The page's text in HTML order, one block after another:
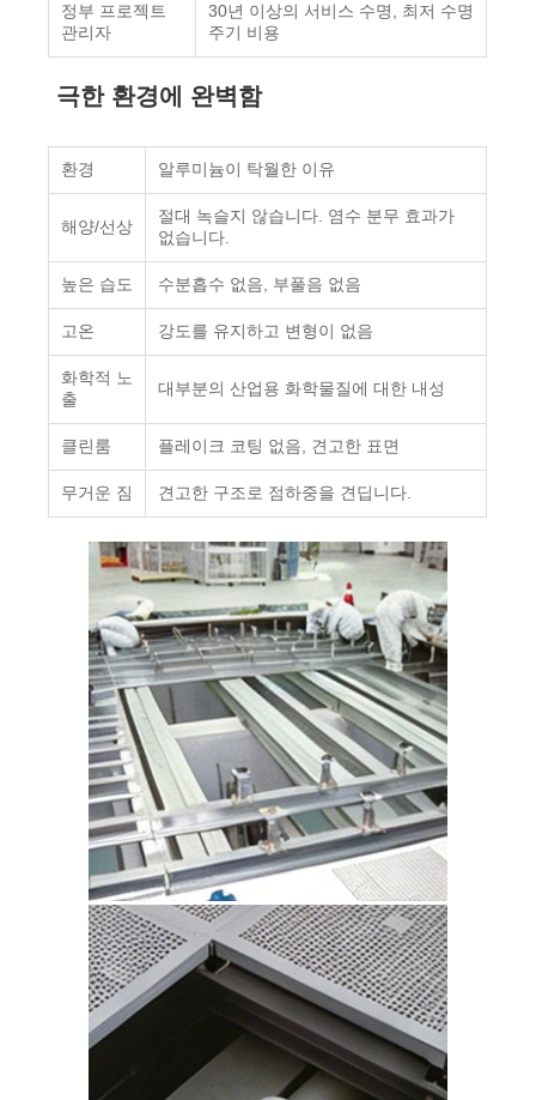
정부 프로젝트
관리자
30년 이상의 서비스 수명, 최저 수명
주기 비용
극한 환경에 완벽함
환경 알루미늄이 탁월한 이유
해양/선상
절대 녹슬지 않습니다. 염수 분무 효과가
없습니다.
높은 습도 수분흡수 없음, 부풀음 없음
고온 강도를 유지하고 변형이 없음
화학적 노
출
대부분의 산업용 화학물질에 대한 내성
클린룸 플레이크 코팅 없음, 견고한 표면
무거운 짐 견고한 구조로 점하중을 견딥니다.